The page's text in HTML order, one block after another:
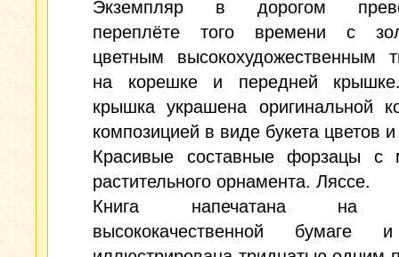
Экземпляр в дорогом
переплёте того времени с
цветным высокохудожественным
на корешке и передней
крышка украшена оригинальной
композицией в виде букета цветов
Красивые составные форзацы с
растительного орнамента. Ляссе.
Книга напечатана на
высококачественной бумаге